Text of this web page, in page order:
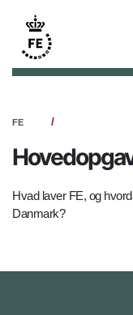
FE
Hvad laver FE, og
Danmark?